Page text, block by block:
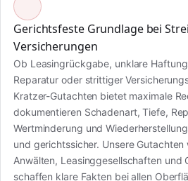
Gerichtsfeste Grundlage bei
Versicherungen
Ob Leasingrückgabe, unklare
Reparatur oder strittiger
Kratzer-Gutachten bietet maximale
dokumentieren Schadenart, Tiefe,
Wertminderung und
und gerichtssicher. Unsere
Anwälten, Leasinggesellschaften und
schaffen klare Fakten bei allen